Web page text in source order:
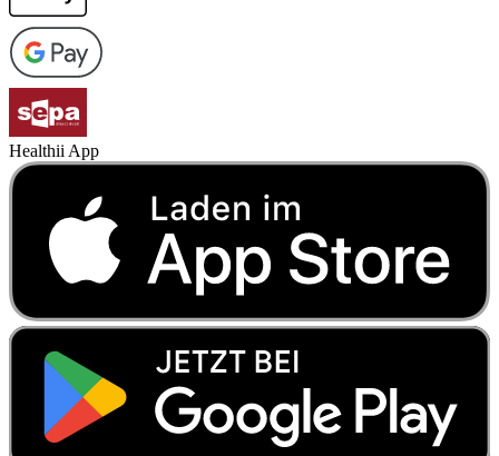
Healthii App